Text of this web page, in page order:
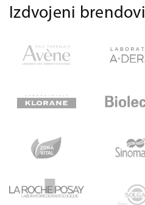
Izdvojeni brendovi